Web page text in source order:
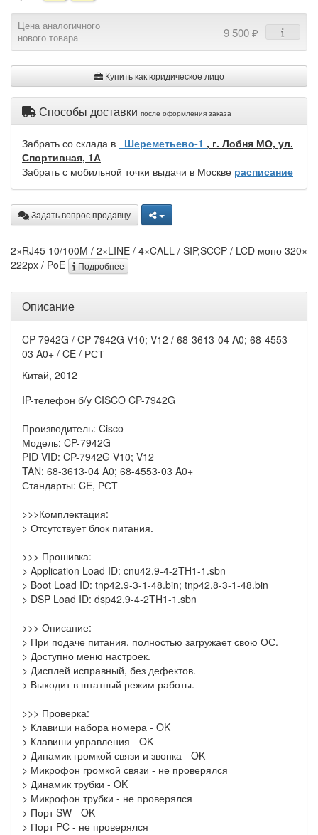
Цена аналогичного
нового товара
9 500 ₽
Купить как юридическое лицо
Способы доставки после оформления заказа
Забрать со склада в _Шереметьево-1 , г. Лобня МО, ул.
Спортивная, 1А
Забрать с мобильной точки выдачи в Москве расписание
Задать вопрос продавцу
2×RJ45 10/100M / 2×LINE / 4×CALL / SIP,SCCP / LCD моно 320×
222px / PoE
Подробнее
Описание
CP-7942G / CP-7942G V10; V12 / 68-3613-04 A0; 68-4553-
03 A0+ / CE / РСТ
Китай, 2012
IP-телефон б/у CISCO CP-7942G
Производитель: Cisco
Модель: CP-7942G
PID VID: CP-7942G V10; V12
TAN: 68-3613-04 A0; 68-4553-03 A0+
Стандарты: CE, РСТ
>>>Комплектация:
> Отсутствует блок питания.
>>> Прошивка:
> Application Load ID: cnu42.9-4-2TH1-1.sbn
> Boot Load ID: tnp42.9-3-1-48.bin; tnp42.8-3-1-48.bin
> DSP Load ID: dsp42.9-4-2TH1-1.sbn
>>> Описание:
> При подаче питания, полностью загружает свою ОС.
> Доступно меню настроек.
> Дисплей исправный, без дефектов.
> Выходит в штатный режим работы.
>>> Проверка:
> Клавиши набора номера - OK
> Клавиши управления - OK
> Динамик громкой связи и звонка - OK
> Микрофон громкой связи - не проверялся
> Динамик трубки - OK
> Микрофон трубки - не проверялся
> Порт SW - OK
> Порт PC - не проверялся